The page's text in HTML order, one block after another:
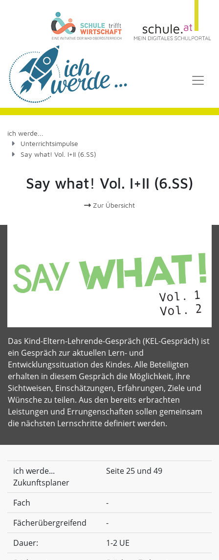
ich werde...
Unterrichtsimpulse
Say what! Vol. I+II (6.SS)
Say what! Vol. I+II (6.SS)
Zur Übersicht
Das Kind-Eltern-Lehrende-Gespräch (KEL-Gespräch) ist
ein Gespräch zur aktuellen Lern- und
Entwicklungssituation des Kindes. Alle Beteiligten
erhalten in diesem Gespräch die Möglichkeit, ihre
Sichtweisen, Einschätzungen, Erfahrungen, Ziele und
Wünsche zu teilen. Aus den bereits erbrachten
Leistungen und Errungenschaften sollen gemeinsam
die nächsten Lernschritte definiert werden.
ich werde...
Zukunftsplaner
Seite 25 und 49
Fach
-
Fächerübergreifend
-
Dauer:
1-2 UE